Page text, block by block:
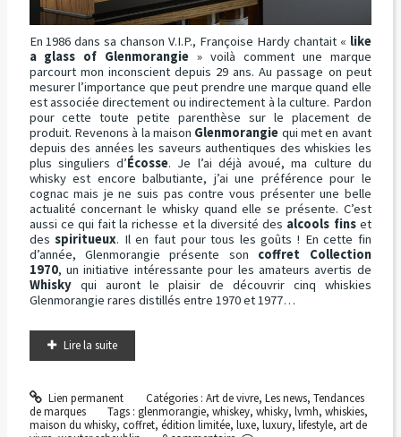
En 1986 dans sa chanson V.I.P., Françoise Hardy chantait « like
a glass of Glenmorangie » voilà comment une marque
parcourt mon inconscient depuis 29 ans. Au passage on peut
mesurer l’importance que peut prendre une marque quand elle
est associée directement ou indirectement à la culture. Pardon
pour cette toute petite parenthèse sur le placement de
produit. Revenons à la maison Glenmorangie qui met en avant
depuis des années les saveurs authentiques des whiskies les
plus singuliers d’Écosse. Je l’ai déjà avoué, ma culture du
whisky est encore balbutiante, j’ai une préférence pour le
cognac mais je ne suis pas contre vous présenter une belle
actualité concernant le whisky quand elle se présente. C’est
aussi ce qui fait la richesse et la diversité des alcools finset
desspiritueux. Il en faut pour tous les goûts ! En cette fin
d’année, Glenmorangie présente son coffret Collection
1970, un initiative intéressante pour les amateurs avertis de
Whiskyqui auront le plaisir de découvrir cinq whiskies
Glenmorangie rares distillés entre 1970 et 1977…
Lire la suite
Lien permanent Catégories : Art de vivre, Les news, Tendances
de marques
Tags :glenmorangie,whiskey,whisky,lvmh,whiskies,
maison du whisky, coffret, édition limitée, luxe, luxury, lifestyle, art de